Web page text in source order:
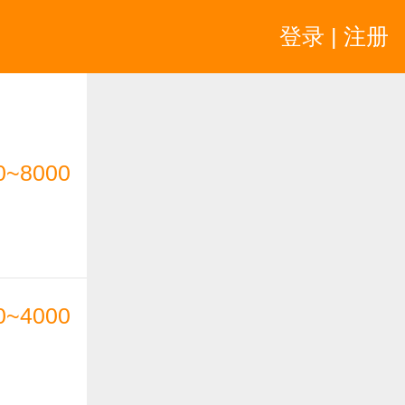
登录 | 注册